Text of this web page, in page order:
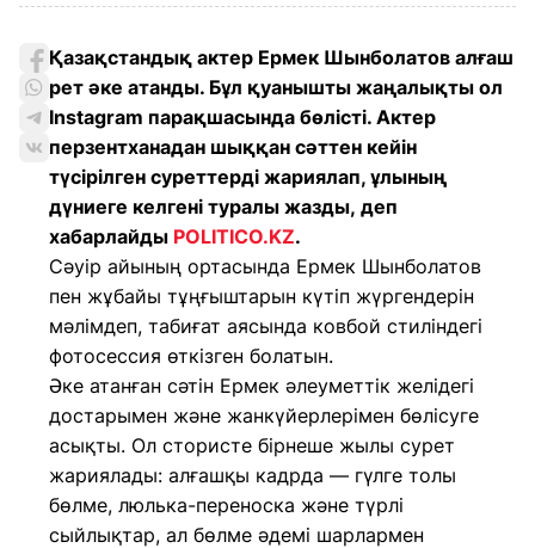
Қазақстандық актер Ермек Шынболатов алғаш
рет әке атанды. Бұл қуанышты жаңалықты ол
Instagram парақшасында бөлісті. Актер
перзентханадан шыққан сәттен кейін
түсірілген суреттерді жариялап, ұлының
дүниеге келгені туралы жазды, деп
хабарлайды POLITICO.KZ.
Сәуір айының ортасында Ермек Шынболатов
пен жұбайы тұңғыштарын күтіп жүргендерін
мәлімдеп, табиғат аясында ковбой стиліндегі
фотосессия өткізген болатын.
Әке атанған сәтін Ермек әлеуметтік желідегі
достарымен және жанкүйерлерімен бөлісуге
асықты. Ол стористе бірнеше жылы сурет
жариялады: алғашқы кадрда — гүлге толы
бөлме, люлька-переноска және түрлі
сыйлықтар, ал бөлме әдемі шарлармен